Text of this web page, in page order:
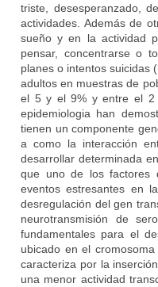
triste, desesperanzado,
actividades. Además de
sueño y en la actividad
pensar, concentrarse o
planes o intentos suicidas
adultos en muestras de
el 5 y el 9% y entre el 2
epidemiologia han
tienen un componente
a como la interacción
desarrollar determinada
que uno de los factores
eventos estresantes en
desregulación del gen
neurotransmisión de
fundamentales para el
ubicado en el
caracteriza por la
una menor actividad